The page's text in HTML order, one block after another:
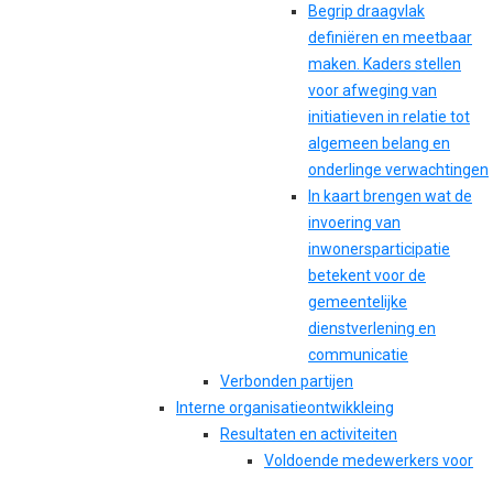
Begrip draagvlak
definiëren en meetbaar
maken. Kaders stellen
voor afweging van
initiatieven in relatie tot
algemeen belang en
onderlinge verwachtingen
In kaart brengen wat de
invoering van
inwonersparticipatie
betekent voor de
gemeentelijke
dienstverlening en
communicatie
Verbonden partijen
Interne organisatieontwikkleing
Resultaten en activiteiten
Voldoende medewerkers voor